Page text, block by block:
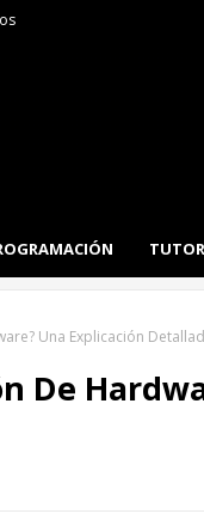
Una Explicación
De